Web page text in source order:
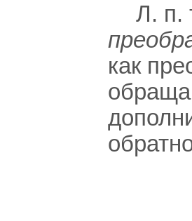
Л. п.
как